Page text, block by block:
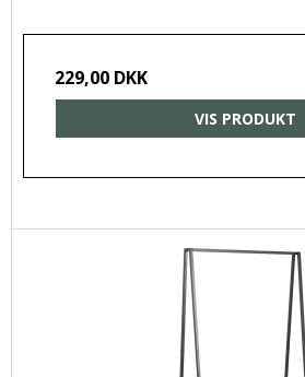
229,00 DKK
VIS PRODUKT